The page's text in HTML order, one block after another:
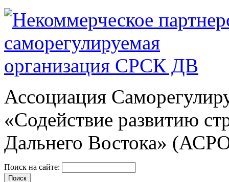
Ассоциация
«Содействие развитию
Дальнего Востока»
Поиск на сайте: